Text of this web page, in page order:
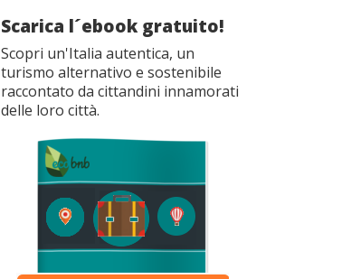
Scarica l´ebook gratuito!
Scopri un'Italia autentica, un
turismo alternativo e sostenibile
raccontato da cittandini innamorati
delle loro città.